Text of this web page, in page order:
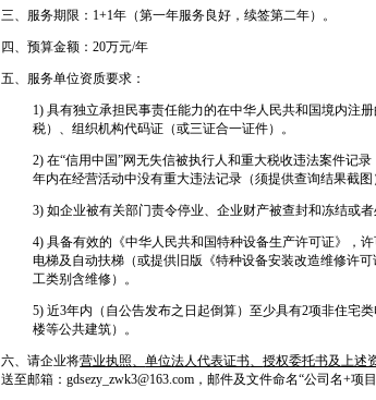
三、服务期限：1+1年（第一年服务良好，续签第二年）。
四、预算金额：20万元/年
五、服务单位资质要求：
1) 具有独立承担民事责任能力的在中华人民共和国境内注
税）、组织机构代码证（或三证合一证件）。
2) 在“信用中国”网无失信被执行人和重大税收违法案件记
年内在经营活动中没有重大违法记录（须提供查询结果截图
3) 如企业被有关部门责令停业、企业财产被查封和冻结或
4) 具备有效的《中华人民共和国特种设备生产许可证》，
电梯及自动扶梯（或提供旧版《特种设备安装改造维修许
工类别含维修）。
5) 近3年内（自公告发布之日起倒算）至少具有2项非住宅
楼等公共建筑）。
六、请企业将营业执照、单位法人代表证书、授权委托书及上述
送至邮箱：gdsezy_zwk3@163.com，邮件及文件命名“公司名+项